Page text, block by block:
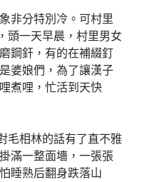
非分特別冷。可村里
頭一天早晨，村里男女
鋼釬，有的在補綴釘
婆娘們，為了讓漢子
煮哩，忙活到天快
毛相林的話有了直不雅
滿一整面墻，一張張
睡熟后翻身跌落山